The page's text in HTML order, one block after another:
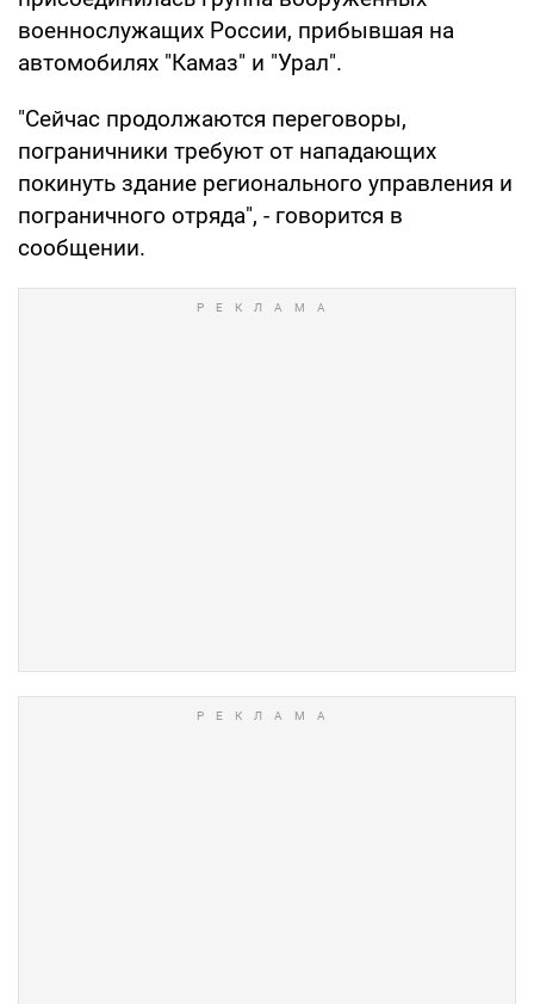
военнослужащих России, прибывшая на
автомобилях "Камаз" и "Урал".
"Сейчас продолжаются переговоры,
пограничники требуют от нападающих
покинуть здание регионального управления и
пограничного отряда", - говорится в
сообщении.